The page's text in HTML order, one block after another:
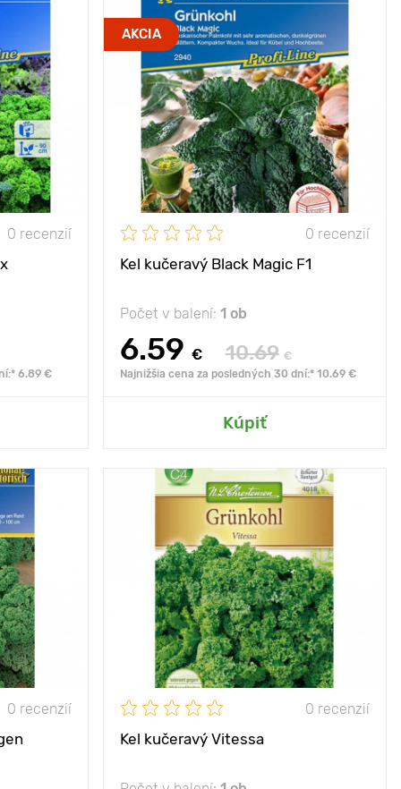
0 recenzií
6.89 €
AKCIA
0 recenzií
Kel kučeravý Black Magic F1
Počet v balení: 1 ob
6.59 € 10.69 €
Najnižšia cena za posledných 30 dní:* 10.69 €
Kúpiť
0 recenzií
odroda, na
chudnutie
80 - 120 cm
0 recenzií
Kel kučeravý Vitessa
Vzdialenosť medzi
Poloha slnko, polotieň
Vlastnosti
najlepšie odhalí svoju
chuť po zmrazení
Výška rastliny 50 - 60 cm